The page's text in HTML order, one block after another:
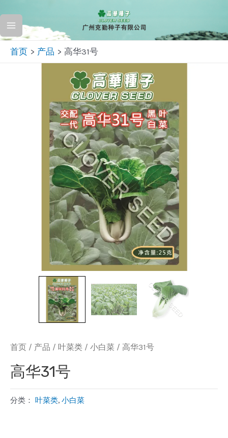
至
内Main
Menu
首页 产品 高华31号
首页 / 产品 / 叶菜类 / 小白菜 / 高华31号
高华31号
分类： 叶菜类, 小白菜